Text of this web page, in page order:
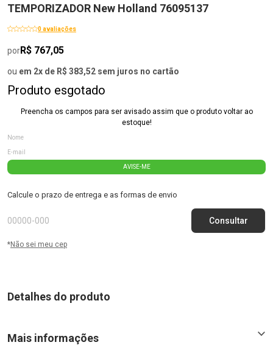
TEMPORIZADOR New Holland 76095137
0 avaliações
porR$ 767,05
ou em 2x de R$ 383,52 sem juros no cartão
Produto esgotado
Preencha os campos para ser avisado assim que o produto voltar ao
estoque!
AVISE-ME
Calcule o prazo de entrega e as formas de envio
*Não sei meu cep
Detalhes do produto
Mais informações